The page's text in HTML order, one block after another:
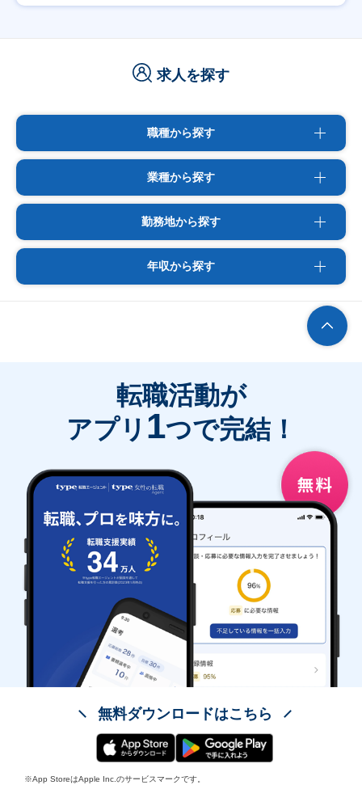
求人を探す
職種から探す
業種から探す
勤務地から探す
年収から探す
転職活動が
アプリ 1つで完結！
無料ダウンロードはこちら
※App StoreはApple Inc.のサービスマークです。